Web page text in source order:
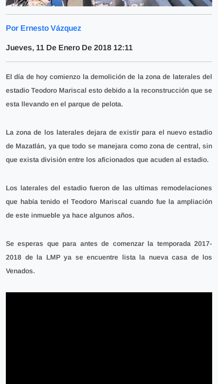
Por Ernesto Vázquez
Jueves, 11 De Enero De 2018 12:11
El día de hoy comienzo la demolición de la zona de laterales del
estadio Teodoro Mariscal esto debido a la reconstrucción que se
esta llevando en el parque de pelota.
La zona de los laterales dejara de existir para el nuevo estadio
de Mazatlán, ya que todo se manejara como zona de central, sin
que exista división entre los aficionados que acuden al estadio.
Los laterales del estadio fueron de las ultimas remodelaciones
que había tenido el Teodoro Mariscal cuando fue la ampliación
de este inmueble ya hace algunos años.
Se esperas que para antes de comenzar la temporada 2017-
2018 de la LMP ya se encuentre lista la nueva casa de los
Venados.